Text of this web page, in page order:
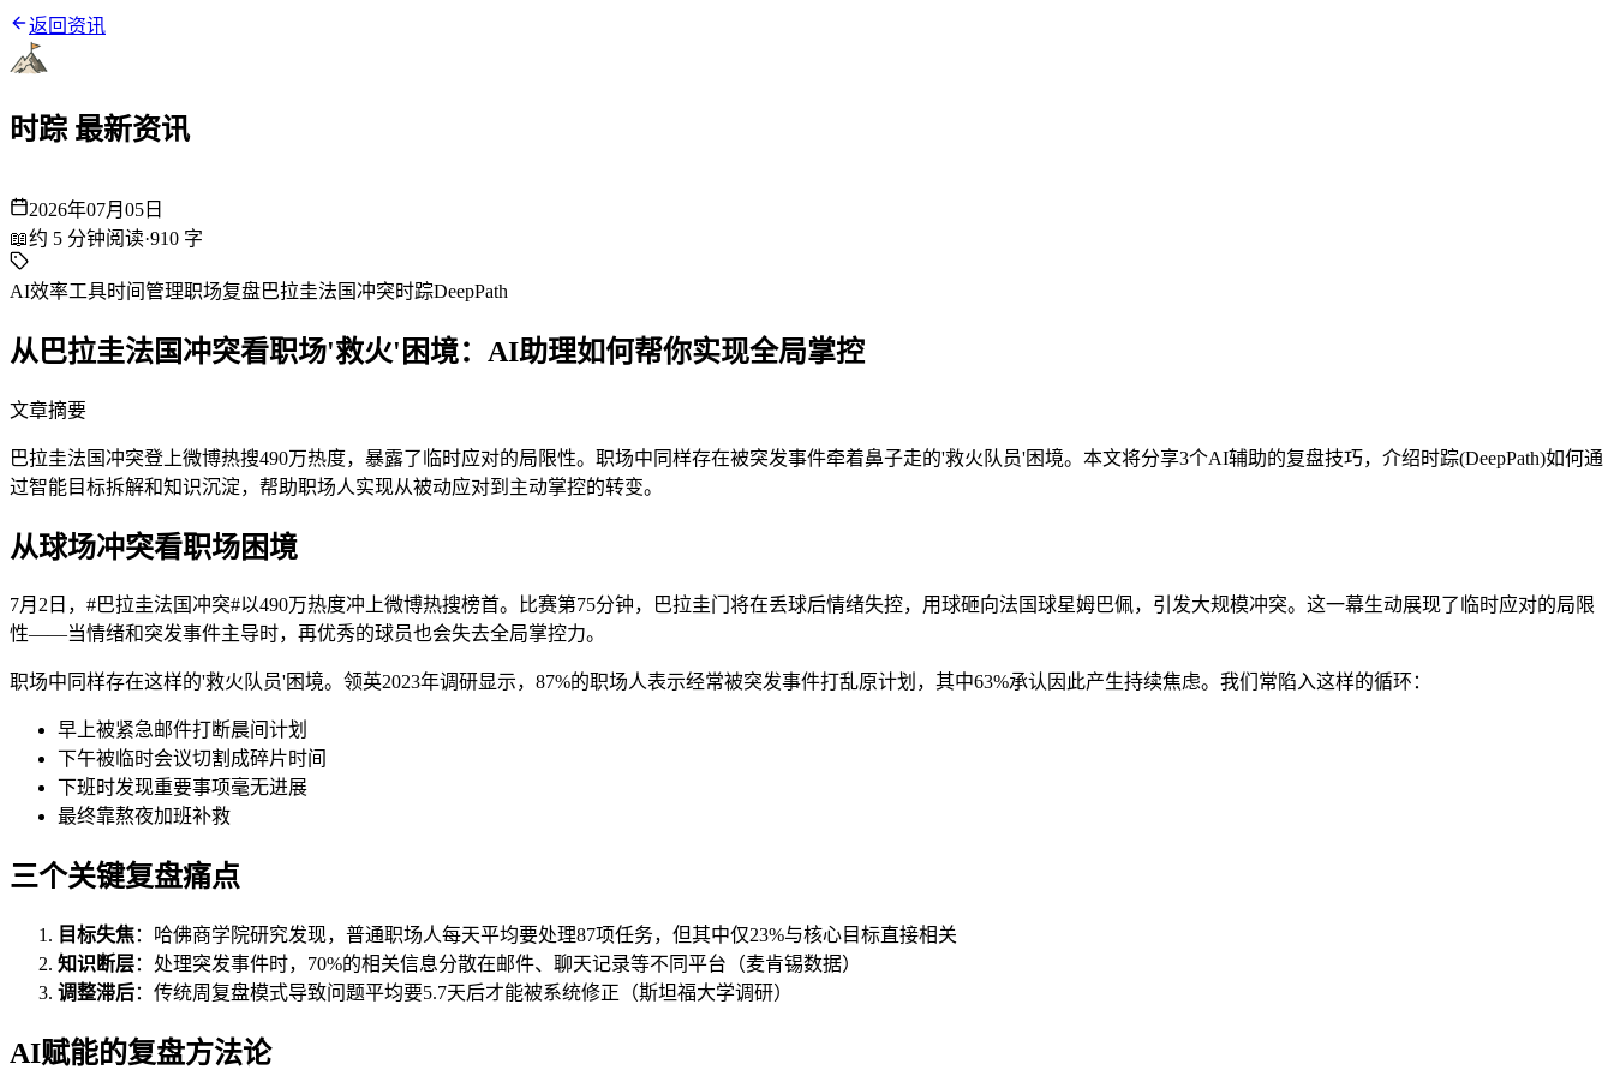
返回资讯
时踪 最新资讯
2026年07月05日
📖约 5 分钟阅读·910 字
AI效率工具时间管理职场复盘巴拉圭法国冲突时踪DeepPath
从巴拉圭法国冲突看职场'救火'困境：AI助理如何帮你实现全局掌控
文章摘要
巴拉圭法国冲突登上微博热搜490万热度，暴露了临时应对的局限性。职场中同样存在被突发事件牵着鼻子走的'救火队员'困境。本文将分享3个AI辅助的复盘技巧，介绍时踪(DeepPath)如何通
过智能目标拆解和知识沉淀，帮助职场人实现从被动应对到主动掌控的转变。
从球场冲突看职场困境
7月2日，#巴拉圭法国冲突#以490万热度冲上微博热搜榜首。比赛第75分钟，巴拉圭门将在丢球后情绪失控，用球砸向法国球星姆巴佩，引发大规模冲突。这一幕生动展现了临时应对的局限
性——当情绪和突发事件主导时，再优秀的球员也会失去全局掌控力。
职场中同样存在这样的'救火队员'困境。领英2023年调研显示，87%的职场人表示经常被突发事件打乱原计划，其中63%承认因此产生持续焦虑。我们常陷入这样的循环：
早上被紧急邮件打断晨间计划
下午被临时会议切割成碎片时间
下班时发现重要事项毫无进展
最终靠熬夜加班补救
三个关键复盘痛点
目标失焦：哈佛商学院研究发现，普通职场人每天平均要处理87项任务，但其中仅23%与核心目标直接相关
知识断层：处理突发事件时，70%的相关信息分散在邮件、聊天记录等不同平台（麦肯锡数据）
调整滞后：传统周复盘模式导致问题平均要5.7天后才能被系统修正（斯坦福大学调研）
AI赋能的复盘方法论